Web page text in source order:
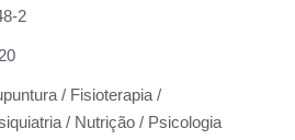
2
/ Fisioterapia /
/ Nutrição / Psicologia